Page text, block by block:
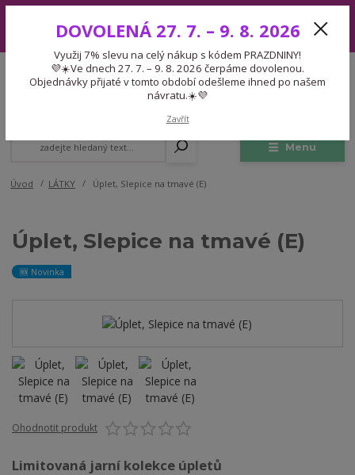
7. – 9. 8. 2026 čerpáme dovolenou. Objednávky přijaté v tomto období
odešleme ihned po našem návratu.☀️💜
Menu
CZK
Expedice 775 866 913
Po-Čt 9-15:30 Pá 9-14:30 Pauza 13-13:45
Úvod LÁTKY Úplet, Slepice na tmavé (E)
Úplet, Slepice na tmavé (E)
🆕 Novinka
Ohodnotit produkt
Limitovaná jarní kolekce úpletů
DOVOLENÁ 27. 7. – 9. 8. 2026
Využij 7% slevu na celý nákup s kódem PRAZDNINY!
💜☀️Ve dnech 27. 7. – 9. 8. 2026 čerpáme dovolenou.
Objednávky přijaté v tomto období odešleme ihned po našem
návratu.☀️💜
Zavřít